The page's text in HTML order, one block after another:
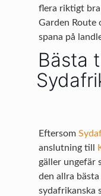
flera riktigt
Garden Route
spana på
Bästa
Eftersom
anslutning till
gäller ungefär
den allra
sydafrikanska